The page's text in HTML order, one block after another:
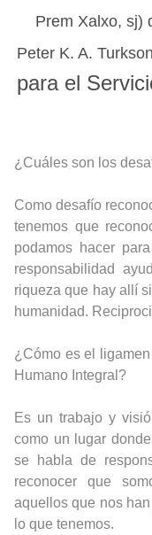
Prem Xalxo, sj)
Peter K. A.
para el
¿Cuáles son los
Como desafío
tenemos que
podamos hacer
responsabilidad
riqueza que hay allí
humanidad.
¿Cómo es el
Humano Integral?
Es un trabajo y
como un lugar
se habla de
reconocer que
aquellos que nos
lo que tenemos.